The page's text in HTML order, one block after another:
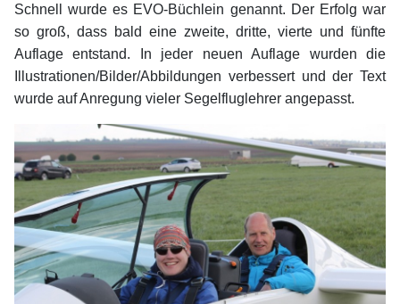
Schnell wurde es EVO-Büchlein genannt. Der Erfolg war
so groß, dass bald eine zweite, dritte, vierte und fünfte
Auflage entstand. In jeder neuen Auflage wurden die
Illustrationen/Bilder/Abbildungen verbessert und der Text
wurde auf Anregung vieler Segelfluglehrer angepasst.